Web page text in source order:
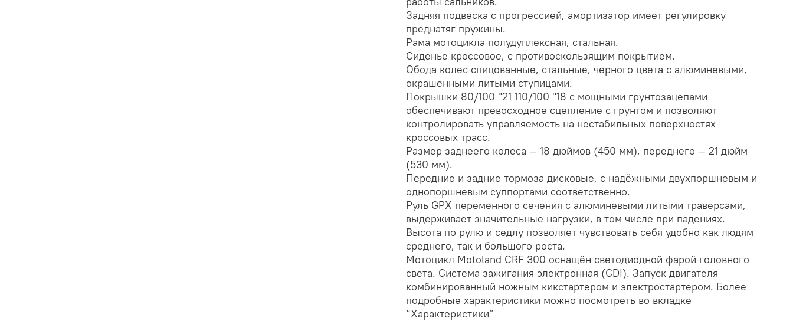
Задняя подвеска с прогрессией, амортизатор имеет регулировку
преднатяг пружины.
Рама мотоцикла полудуплексная, стальная.
Сиденье кроссовое, с противоскользящим покрытием.
Обода колес спицованные, стальные, черного цвета с алюминевыми,
окрашенными литыми ступицами.
Покрышки 80/100 "21 110/100 "18 с мощными грунтозацепами
обеспечивают превосходное сцепление с грунтом и позволяют
контролировать управляемость на нестабильных поверхностях
кроссовых трасс.
Размер заднеего колеса — 18 дюймов (450 мм), переднего — 21 дюйм
(530 мм).
Передние и задние тормоза дисковые, с надёжными двухпоршневым и
однопоршневым суппортами соответственно.
Руль GPX переменного сечения с алюминевыми литыми траверсами,
выдерживает значительные нагрузки, в том числе при падениях.
Высота по рулю и седлу позволяет чувствовать себя удобно как людям
среднего, так и большого роста.
Мотоцикл Motoland CRF 300 оснащён светодиодной фарой головного
света. Система зажигания электронная (CDI). Запуск двигателя
комбинированный ножным кикстартером и электростартером. Более
подробные характеристики можно посмотреть во вкладке
“Характеристики”